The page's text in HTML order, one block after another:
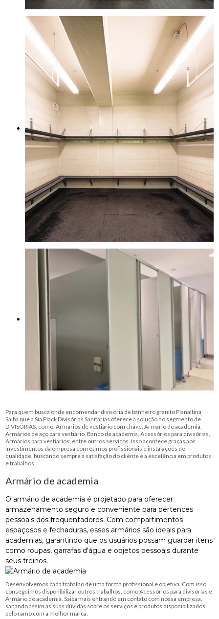
Para quem busca onde encomendar divisória de banheiro granito Planaltina,
Saiba que a Sia Plack Divisórias Sanitárias oferece a solução no segmento de
DIVISÓRIAS, como, Armários de vestiário com chave, Armário de academia,
Armários de aço para vestiário, Banco de academia, Acessórios para divisórias,
Armários para vestiários, entre outros serviços. Isso acontece graças aos
investimentos da empresa com ótimos profissionais e instalações de
qualidade, buscando sempre a satisfação do cliente e a excelência em produtos
e trabalhos.
Armário de academia
O armário de academia é projetado para oferecer
armazenamento seguro e conveniente para pertences
pessoais dos frequentadores. Com compartimentos
espaçosos e fechaduras, esses armários são ideais para
academias, garantindo que os usuários possam guardar itens
como roupas, garrafas d'água e objetos pessoais durante
seus treinos.
Desenvolvemos cada trabalho de uma forma profissional e objetiva. Com isso,
conseguimos disponibilizar outros trabalhos, como Acessórios para divisórias e
Armário de academia. Saiba mais entrando em contato com nossa empresa,
sanando assim as suas dúvidas sobre os serviços e produtos disponibilizados
pelo ramo com a melhor marca.